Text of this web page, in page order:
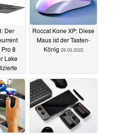
Der
Pro 8
Lake
Roccat Kone XP: Diese
Maus ist der Tasten-
König 29.03.2022